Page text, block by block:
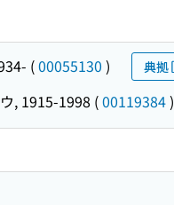
(00055130 ) 典拠
, 1915-1998 (00119384)